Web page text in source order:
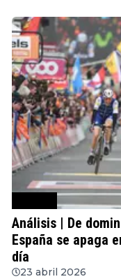
Análisis | De
España se apaga
día
23 abril 2026